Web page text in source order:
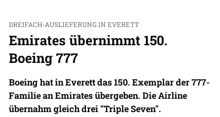
DREIFACH-AUSLIEFERUNG IN EVERETT
Emirates übernimmt 150.
Boeing 777
Boeing hat in Everett das 150. Exemplar der 777-
Familie an Emirates übergeben. Die Airline
übernahm gleich drei "Triple Seven".